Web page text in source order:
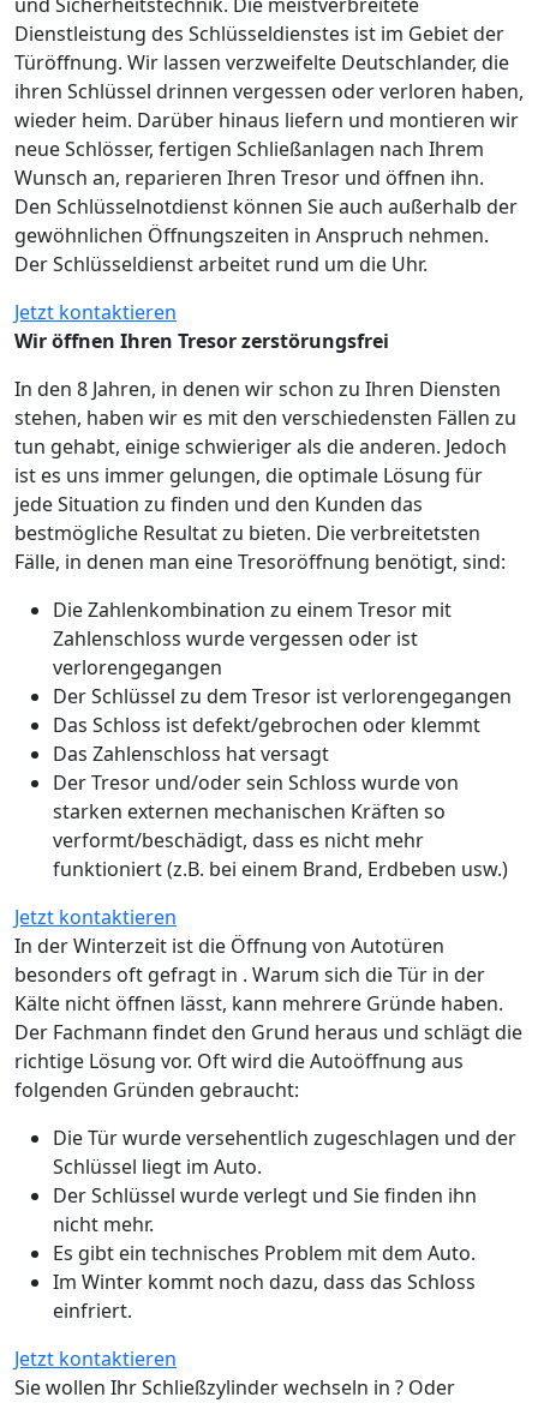
Dienstleistung des Schlüsseldienstes ist im Gebiet der
Türöffnung. Wir lassen verzweifelte Deutschlander, die
ihren Schlüssel drinnen vergessen oder verloren haben,
wieder heim. Darüber hinaus liefern und montieren wir
neue Schlösser, fertigen Schließanlagen nach Ihrem
Wunsch an, reparieren Ihren Tresor und öffnen ihn.
Den Schlüsselnotdienst können Sie auch außerhalb der
gewöhnlichen Öffnungszeiten in Anspruch nehmen.
Der Schlüsseldienst arbeitet rund um die Uhr.
Jetzt kontaktieren
Wir öffnen Ihren Tresor zerstörungsfrei
In den 8 Jahren, in denen wir schon zu Ihren Diensten
stehen, haben wir es mit den verschiedensten Fällen zu
tun gehabt, einige schwieriger als die anderen. Jedoch
ist es uns immer gelungen, die optimale Lösung für
jede Situation zu finden und den Kunden das
bestmögliche Resultat zu bieten. Die verbreitetsten
Fälle, in denen man eine Tresoröffnung benötigt, sind:
Die Zahlenkombination zu einem Tresor mit
Zahlenschloss wurde vergessen oder ist
verlorengegangen
Der Schlüssel zu dem Tresor ist verlorengegangen
Das Schloss ist defekt/gebrochen oder klemmt
Das Zahlenschloss hat versagt
Der Tresor und/oder sein Schloss wurde von
starken externen mechanischen Kräften so
verformt/beschädigt, dass es nicht mehr
funktioniert (z.B. bei einem Brand, Erdbeben usw.)
Jetzt kontaktieren
In der Winterzeit ist die Öffnung von Autotüren
besonders oft gefragt in . Warum sich die Tür in der
Kälte nicht öffnen lässt, kann mehrere Gründe haben.
Der Fachmann findet den Grund heraus und schlägt die
richtige Lösung vor. Oft wird die Autoöffnung aus
folgenden Gründen gebraucht:
Die Tür wurde versehentlich zugeschlagen und der
Schlüssel liegt im Auto.
Der Schlüssel wurde verlegt und Sie finden ihn
nicht mehr.
Es gibt ein technisches Problem mit dem Auto.
Im Winter kommt noch dazu, dass das Schloss
einfriert.
Jetzt kontaktieren
Sie wollen Ihr Schließzylinder wechseln in ? Oder